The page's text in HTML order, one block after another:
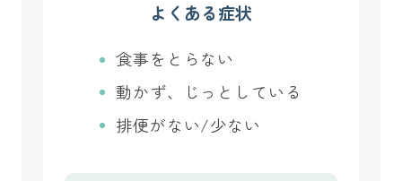
よくある症状
食事をとらない
動かず、じっとしている
排便がない/少ない